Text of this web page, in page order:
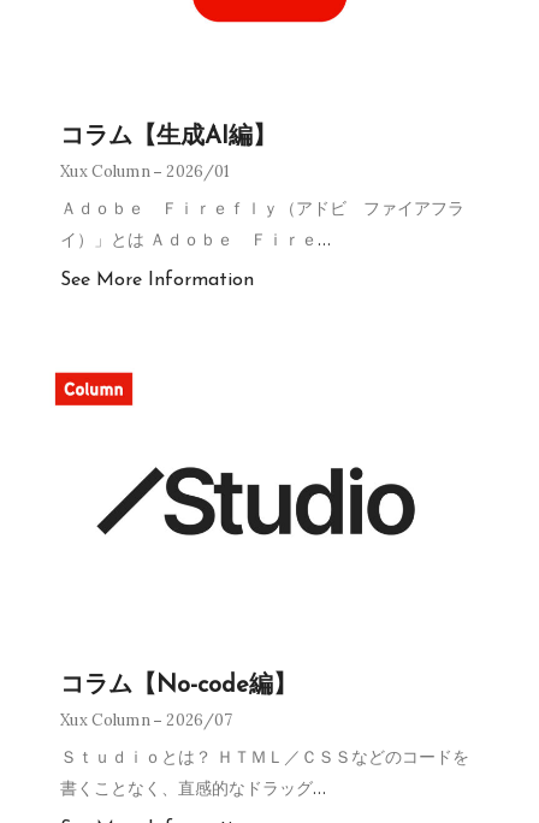
コラム【生成AI編】
Xux Column 2026/01
Ａｄｏｂｅ Ｆｉｒｅｆｌｙ（アドビ ファイアフラ
イ）」とは Ａｄｏｂｅ Ｆｉｒｅ …
See More Information
コラム【No-code編】
Xux Column 2026/07
Ｓｔｕｄｉｏとは？ ＨＴＭＬ／ＣＳＳなどのコードを
書くことなく、直感的なドラッグ…